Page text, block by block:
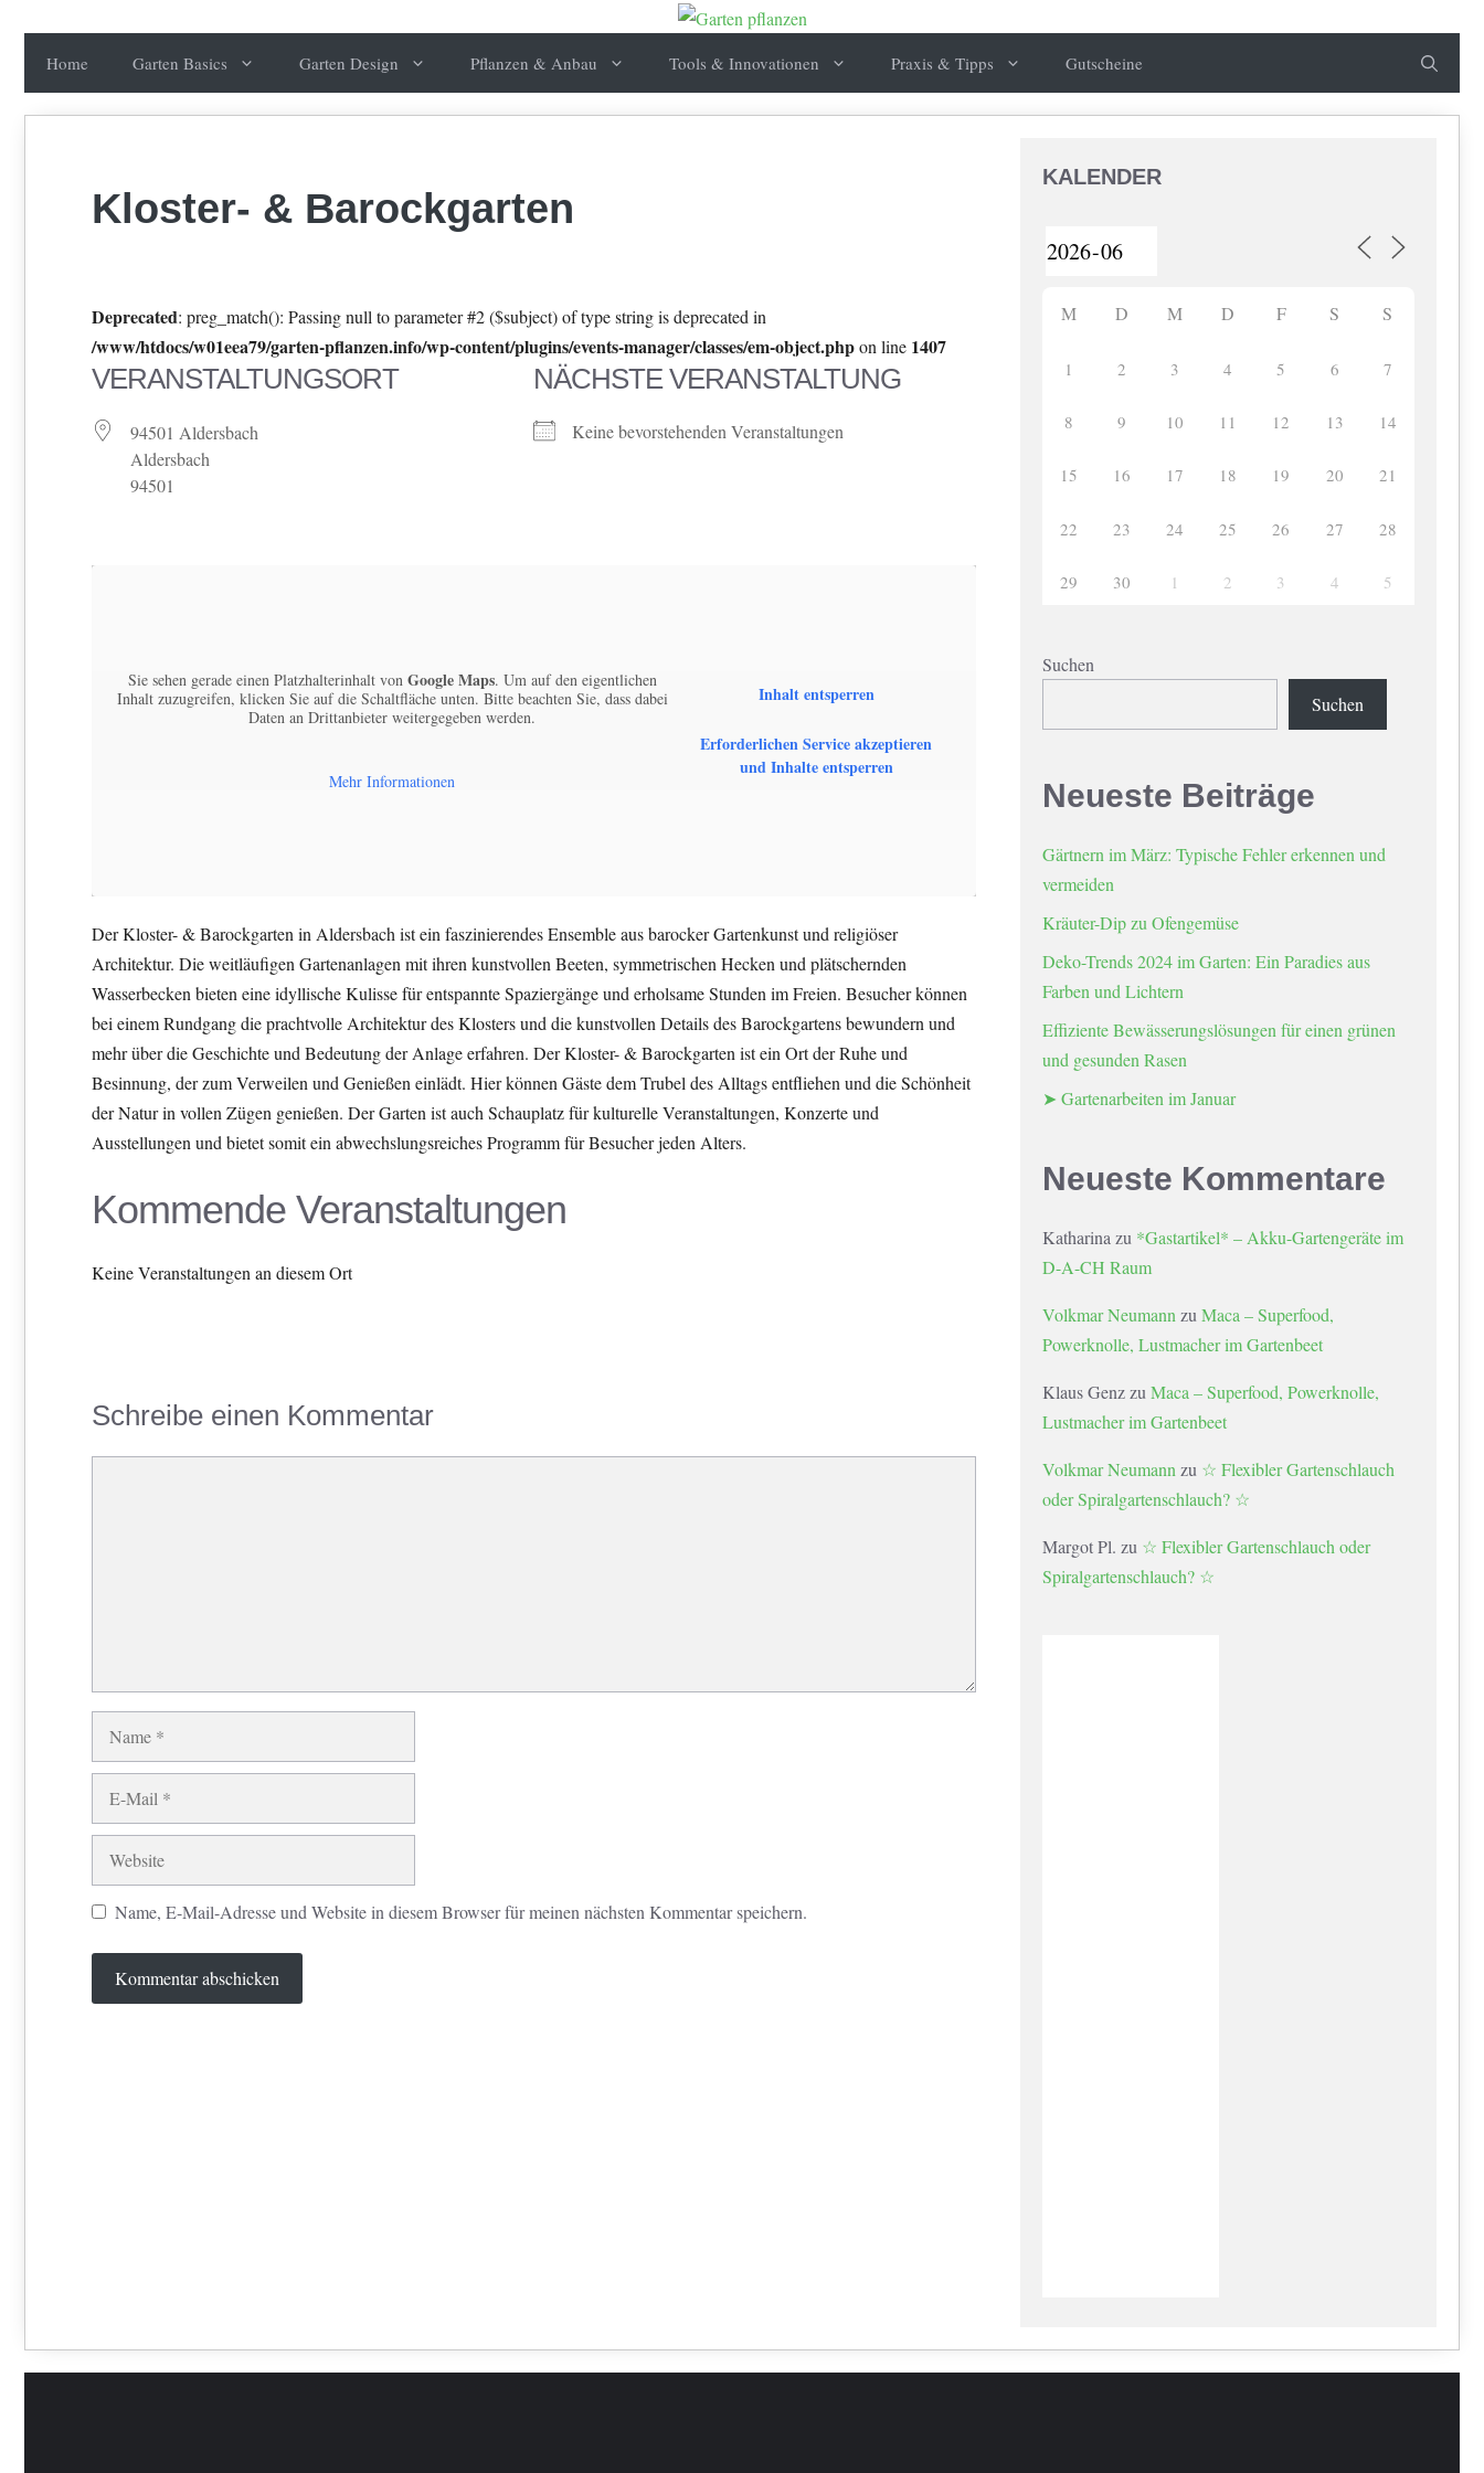
springenHome Garten Basics Garten Design Pflanzen & Anbau Tools & Innovationen Praxis & Tipps Gutscheine
Kloster- & Barockgarten
Deprecated: preg_match(): Passing null to parameter #2 ($subject) of type string is deprecated in
/www/htdocs/w01eea79/garten-pflanzen.info/wp-content/plugins/events-manager/classes/em-object.phpon line 1407
VERANSTALTUNGSORT
94501 Aldersbach
Aldersbach
94501
NÄCHSTE VERANSTALTUNG
Keine bevorstehenden Veranstaltungen
Sie sehen gerade einen Platzhalterinhalt von Google Maps. Um auf den eigentlichen
Inhalt zuzugreifen, klicken Sie auf die Schaltfläche unten. Bitte beachten Sie, dass dabei
Daten an Drittanbieter weitergegeben werden.
Mehr Informationen
Inhalt entsperren
Erforderlichen Service akzeptieren
und Inhalte entsperren
Der Kloster- & Barockgarten in Aldersbach ist ein faszinierendes Ensemble aus barocker Gartenkunst und religiöser
Architektur. Die weitläufigen Gartenanlagen mit ihren kunstvollen Beeten, symmetrischen Hecken und plätschernden
Wasserbecken bieten eine idyllische Kulisse für entspannte Spaziergänge und erholsame Stunden im Freien. Besucher können
bei einem Rundgang die prachtvolle Architektur des Klosters und die kunstvollen Details des Barockgartens bewundern und
mehr über die Geschichte und Bedeutung der Anlage erfahren. Der Kloster- & Barockgarten ist ein Ort der Ruhe und
Besinnung, der zum Verweilen und Genießen einlädt. Hier können Gäste dem Trubel des Alltags entfliehen und die Schönheit
der Natur in vollen Zügen genießen. Der Garten ist auch Schauplatz für kulturelle Veranstaltungen, Konzerte und
Ausstellungen und bietet somit ein abwechslungsreiches Programm für Besucher jeden Alters.
Kommende Veranstaltungen
Keine Veranstaltungen an diesem Ort
Schreibe einen Kommentar
Website
Name, E-Mail-Adresse und Website in diesem Browser für meinen nächsten Kommentar speichern.
KALENDER
M D M D F S S
1 2 3 4 5 6 7
8 9 10 11 12 13 14
15 16 17 18 19 20 21
22 23 24 25 26 27 28
29 30 1 2 3 4 5
Suchen
Suchen
Neueste Beiträge
Gärtnern im März: Typische Fehler erkennen und
vermeiden
Kräuter-Dip zu Ofengemüse
Deko-Trends 2024 im Garten: Ein Paradies aus
Farben und Lichtern
Effiziente Bewässerungslösungen für einen grünen
und gesunden Rasen
➤ Gartenarbeiten im Januar
Neueste Kommentare
Katharina zu *Gastartikel* – Akku-Gartengeräte im
D-A-CH Raum
Volkmar Neumann zu Maca – Superfood,
Powerknolle, Lustmacher im Gartenbeet
Klaus Genzzu Maca – Superfood, Powerknolle,
Lustmacher im Gartenbeet
Volkmar Neumann zu ☆ Flexibler Gartenschlauch
oder Spiralgartenschlauch? ☆
Margot Pl. zu ☆ Flexibler Gartenschlauch oder
Spiralgartenschlauch? ☆